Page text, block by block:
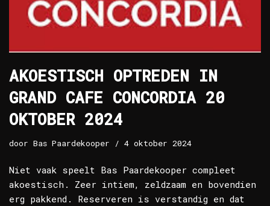
AKOESTISCH OPTREDEN IN
GRAND CAFE CONCORDIA 20
OKTOBER 2024
door Bas Paardekooper 4 oktober 2024
Niet vaak speelt Bas Paardekooper compleet
akoestisch. Zeer intiem, zeldzaam en bovendien
erg pakkend. Reserveren is verstandig en dat